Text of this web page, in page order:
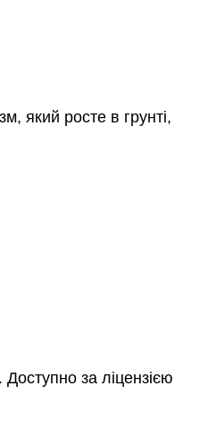
який росте в грунті,
за ліцензією